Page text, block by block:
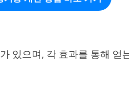
있으며, 각 효과를 통해